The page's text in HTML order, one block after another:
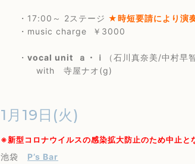
・17:00～ 2ステージ ★時短要請により演
・music charge ￥3000
・ vocal unit ａ・ｉ
（石川真奈美/中村早
with 寺屋ナオ(g)
1月19日(火)
※新型コロナウイルスの感染拡大防止のため中止と
池袋 P’s Bar